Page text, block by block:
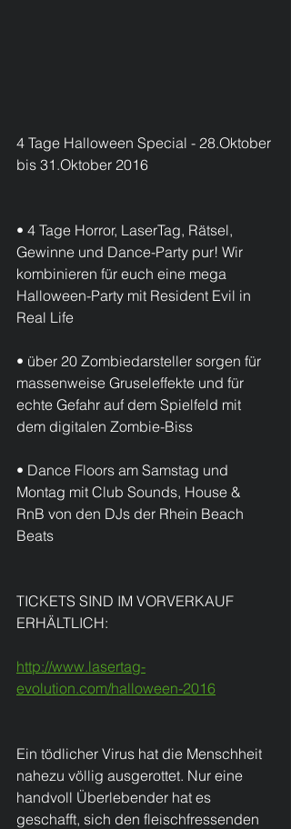
4 Tage Halloween Special - 28.Oktober
bis 31.Oktober 2016
• 4 Tage Horror, LaserTag, Rätsel,
Gewinne und Dance-Party pur! Wir
kombinieren für euch eine mega
Halloween-Party mit Resident Evil in
Real Life
• über 20 Zombiedarsteller sorgen für
massenweise Gruseleffekte und für
echte Gefahr auf dem Spielfeld mit
dem digitalen Zombie-Biss
• Dance Floors am Samstag und
Montag mit Club Sounds, House &
RnB von den DJs der Rhein Beach
Beats
TICKETS SIND IM VORVERKAUF
ERHÄLTLICH:
http://www.lasertag-
evolution.com/halloween-2016
Ein tödlicher Virus hat die Menschheit
nahezu völlig ausgerottet. Nur eine
handvoll Überlebender hat es
geschafft, sich den fleischfressenden